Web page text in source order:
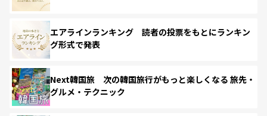
エアラインランキング 読者の投票をもとにランキン
グ形式で発表
Next韓国旅 次の韓国旅行がもっと楽しくなる 旅先・
グルメ・テクニック